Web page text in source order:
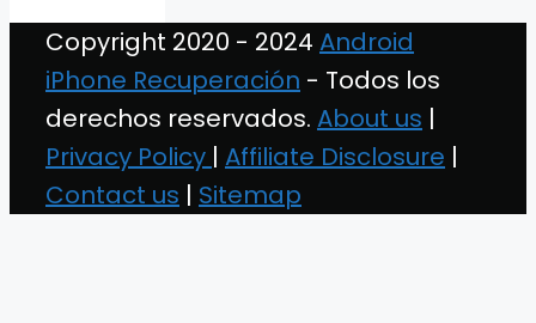
Copyright 2020 - 2024 Android
iPhone Recuperación - Todos los
derechos reservados. About us |
Privacy Policy | Affiliate Disclosure |
Contact us | Sitemap